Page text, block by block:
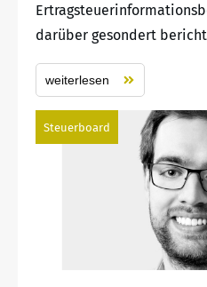
darüber gesondert
weiterlesen
Steuerboard